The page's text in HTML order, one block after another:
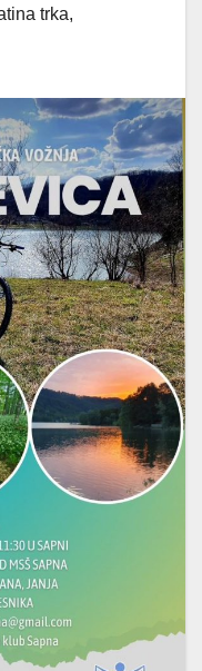
trka,